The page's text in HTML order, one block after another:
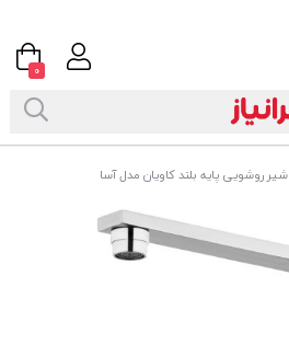
شیر روشویی پایه بلند کاویان مدل آسا
0